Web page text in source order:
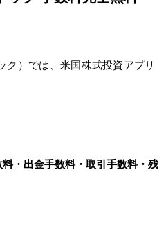
ク）では、米国株式投資アプリ
・出金手数料・取引手数料・残